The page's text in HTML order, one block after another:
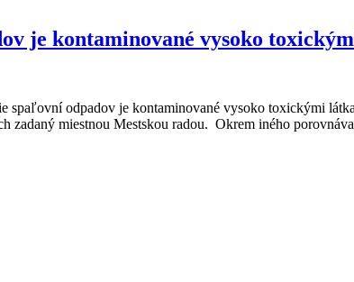
je kontaminované vysoko
spaľovní odpadov je kontaminované vysoko toxickými
miestnou Mestskou radou. Okrem iného